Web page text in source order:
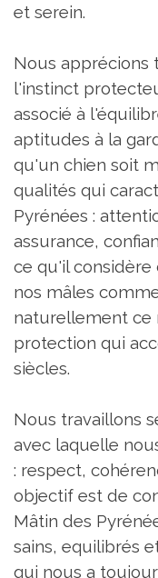
et serein.
Nous
l'instinct
associé à
aptitudes à la
qu'un chien soit
qualités qui
Pyrénées :
assurance,
ce qu'il considère
nos mâles
naturellement ce
protection qui
siècles.
Nous travaillons
avec laquelle
: respect,
objectif est de
Mâtin des
sains, equilibrés
qui nous a